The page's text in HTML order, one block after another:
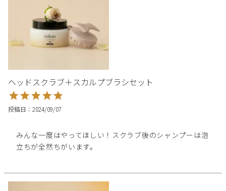
ヘッドスクラブ＋スカルプブラシセット
投稿日 2024/09/07
みんな一度はやってほしい！スクラブ後のシャンプーは泡
立ちが全然ちがいます。